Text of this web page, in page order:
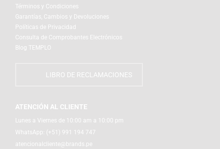
Términos y Condiciones
Garantías, Cambios y Devoluciones
Políticas de Privacidad
Consulta de Comprobantes Electrónicos
Blog TEMPLO
LIBRO DE RECLAMACIONES
ATENCIÓN AL CLIENTE
Lunes a Viernes de 10:00 am a 10:00 pm
WhatsApp: (+51) 991 194 747
atencionalcliente@brands.pe